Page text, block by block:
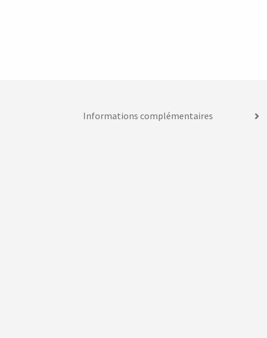
Informations complémentaires